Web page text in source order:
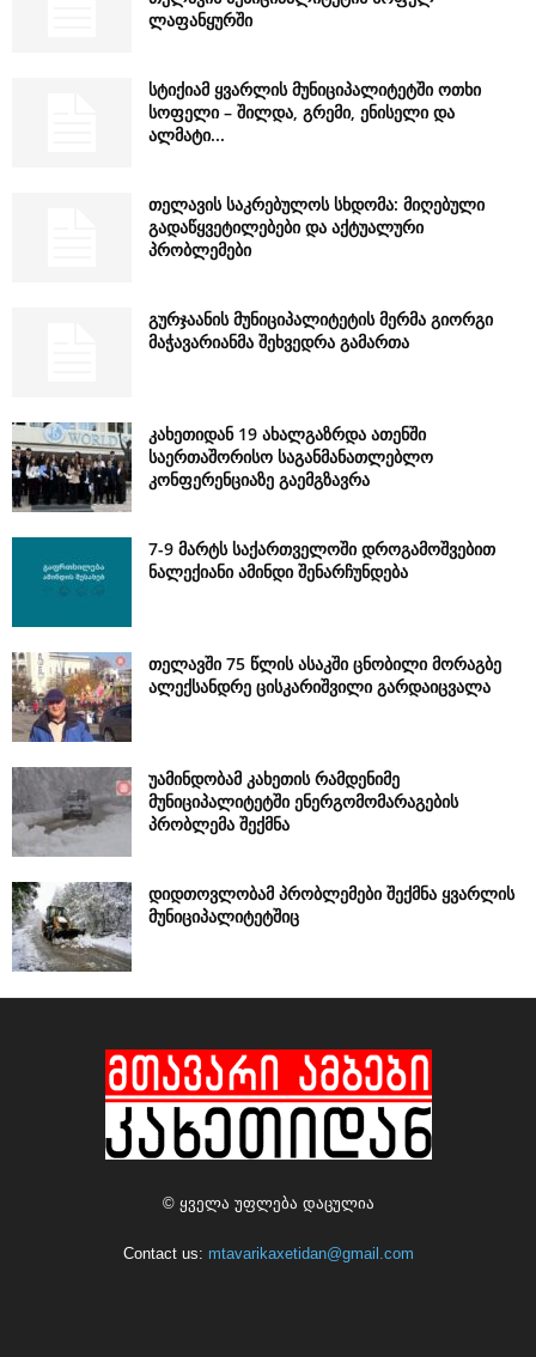
ლაფანყურში
სტიქიამ ყვარლის მუნიციპალიტეტში ოთხი
სოფელი – შილდა, გრემი, ენისელი და
ალმატი...
თელავის საკრებულოს სხდომა: მიღებული
გადაწყვეტილებები და აქტუალური
პრობლემები
გურჯაანის მუნიციპალიტეტის მერმა გიორგი
მაჭავარიანმა შეხვედრა გამართა
კახეთიდან 19 ახალგაზრდა ათენში
საერთაშორისო საგანმანათლებლო
კონფერენციაზე გაემგზავრა
7-9 მარტს საქართველოში დროგამოშვებით
ნალექიანი ამინდი შენარჩუნდება
თელავში 75 წლის ასაკში ცნობილი მორაგბე
ალექსანდრე ცისკარიშვილი გარდაიცვალა
უამინდობამ კახეთის რამდენიმე
მუნიციპალიტეტში ენერგომომარაგების
პრობლემა შექმნა
დიდთოვლობამ პრობლემები შექმნა ყვარლის
მუნიციპალიტეტშიც
© ყველა უფლება დაცულია
Contact us: mtavarikaxetidan@gmail.com